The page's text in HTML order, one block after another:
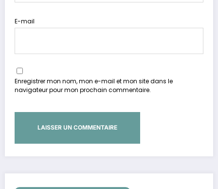
E-mail
Enregistrer mon nom, mon e-mail et mon site dans le
navigateur pour mon prochain commentaire.